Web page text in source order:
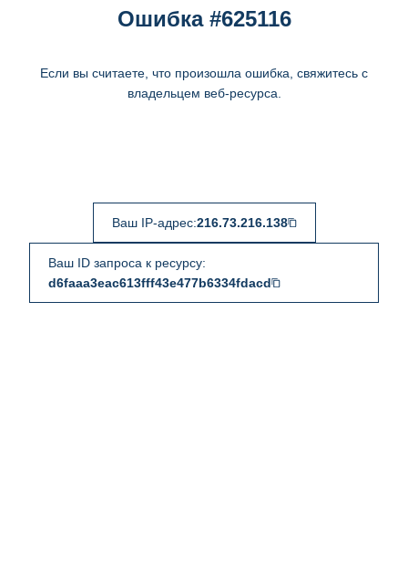
Ошибка #625116
Если вы считаете, что произошла ошибка, свяжитесь с
владельцем веб-ресурса.
Ваш IP-адрес:216.73.216.138
Ваш ID запроса к ресурсу:
d6faaa3eac613fff43e477b6334fdacd